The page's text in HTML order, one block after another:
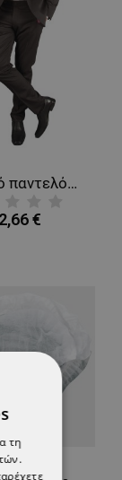
Ανδρικό παντελόνι κοστουμιού RAGE BLACK
€
τη